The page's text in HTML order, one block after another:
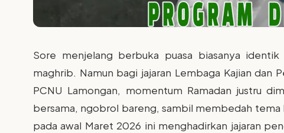
Sore menjelang berbuka puasa biasanya
maghrib. Namun bagi jajaran Lembaga Kajian dan
PCNU Lamongan, momentum Ramadan justru
bersama, ngobrol bareng, sambil membedah tema
pada awal Maret 2026 ini menghadirkan jajaran